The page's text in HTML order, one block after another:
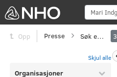
Opp Presse Søk etter 3
Skjul alle
Organisasjoner